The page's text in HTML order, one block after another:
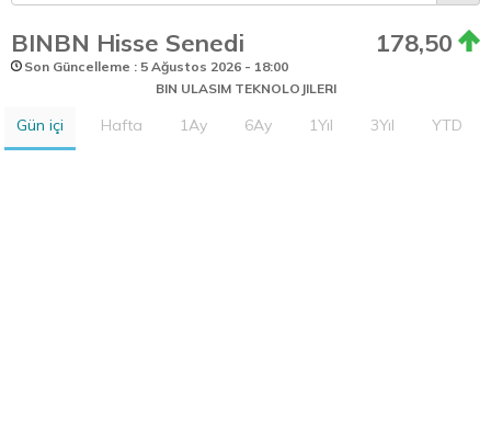
BINBN Hisse Senedi 178,50
Son Güncelleme : 5 Ağustos 2026 - 18:00
BIN ULASIM TEKNOLOJILERI
Gün içi Hafta 1Ay 6Ay 1Yıl 3Yıl YTD